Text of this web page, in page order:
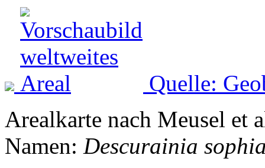
Quelle:
Arealkarte nach Meusel et
Namen: Descurainia